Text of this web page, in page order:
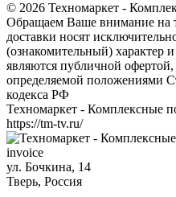
© 2026 Техномаркет -
Обращаем Ваше внимание на
доставки носят
(ознакомительный) характер
являются публичной офертой,
определяемой положениями
кодекса РФ
Техномаркет - Комплексные
https://tm-tv.ru/
invoice
ул. Бочкина, 14
Тверь, Россия